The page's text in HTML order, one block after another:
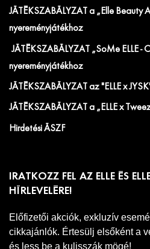
JÁTÉKSZABÁLYZAT a „Elle Beauty
nyereményjátékhoz
JÁTÉKSZABÁLYZAT „SoMe ELLE -
nyereményjátékhoz
JÁTÉKSZABÁLYZAT az "ELLE x
JÁTÉKSZABÁLYZAT a „ELLE x
Hirdetési ÁSZF
IRATKOZZ FEL AZ ELLE ÉS
HÍRLEVELÉRE!
Előfizetői akciók, exkluzív
cikkajánlók. Értesülj elsőként a
és less be a kulisszák mögé!